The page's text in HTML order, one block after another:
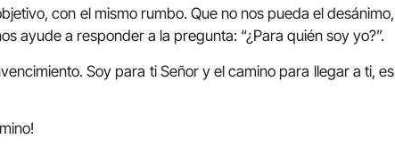
con el mismo rumbo. Que no nos pueda el desánimo,
ayude a responder a la pregunta: “¿Para quién soy yo?”.
Soy para ti Señor y el camino para llegar a ti, es